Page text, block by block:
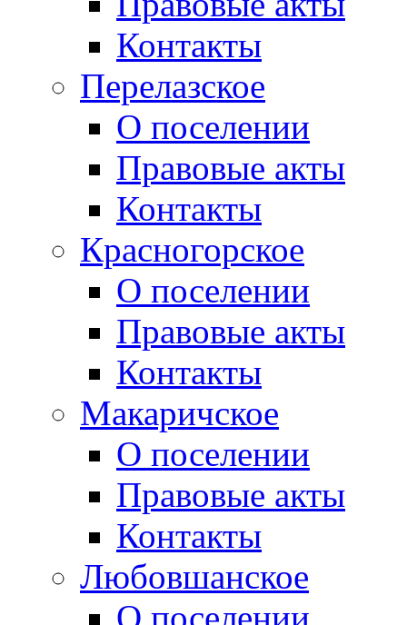
Контакты
Перелазское
О поселении
Правовые акты
Контакты
Красногорское
О поселении
Правовые акты
Контакты
Макаричское
О поселении
Правовые акты
Контакты
Любовшанское
О поселении